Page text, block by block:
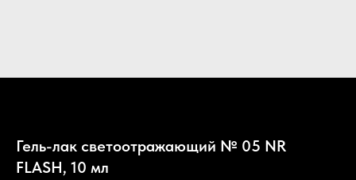
Гель-лак светоотражающий № 05 NR
FLASH, 10 мл